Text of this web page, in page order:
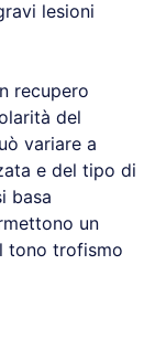
lesioni
recupero
del
variare a
e del tipo di
basa
un
tono trofismo